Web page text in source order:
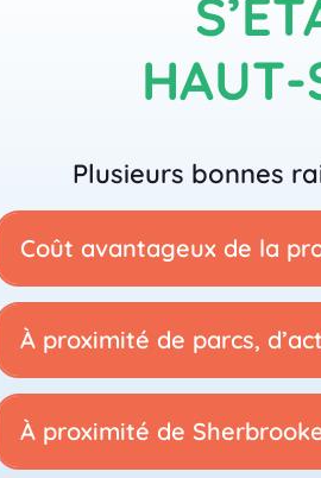
HAUT-
Plusieurs bonnes
Coût avantageux de la
À proximité de parcs,
À proximité de